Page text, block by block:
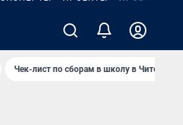
Чек-лист по сборам в школу в Чите